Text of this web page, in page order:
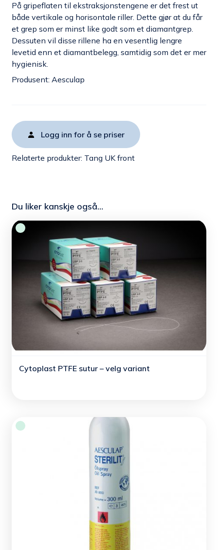
På gripeflaten til ekstraksjonstengene er det frest ut
både vertikale og horisontale riller. Dette gjør at du får
et grep som er minst like godt som et diamantgrep.
Dessuten vil disse rillene ha en vesentlig lengre
levetid enn et diamantbelegg, samtidig som det er mer
hygienisk.
Produsent: Aesculap
Logg inn for å se priser
Relaterte produkter: Tang UK front
Du liker kanskje også…
Cytoplast PTFE sutur – velg variant